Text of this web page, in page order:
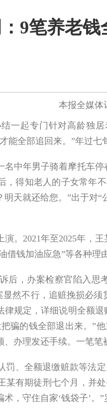
9笔养老
本报全媒体
一起专门针对高龄独
能全部追回来。”年过七
中年男子骑着摩托车停
，得知老人的子女常年
天就还给您。”出于对
2021年至2025年，王
借钱加油应急”等各种
，办案检察官陷入思
显然不行，追赃挽损必
规定，详细说明全额
骗的钱全部退出来。”
办理发还手续。一笔笔
全额退缴赃款等法定
某有期徒刑七个月，并
，守住自家‘钱袋子’。”